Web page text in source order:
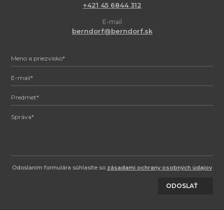
+421 45 6844 312
E-mail
berndorf@berndorf.sk
Odoslaním formulára súhlasíte so zásadami ochrany osobných údajov.
ODOSLAŤ